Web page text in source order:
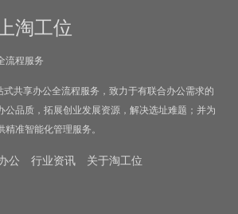
淘工位
流程服务
共享办公全流程服务，致力于有联合办公需求的
公品质，拓展创业发展资源，解决选址难题；并为
准智能化管理服务。
公 行业资讯 关于淘工位